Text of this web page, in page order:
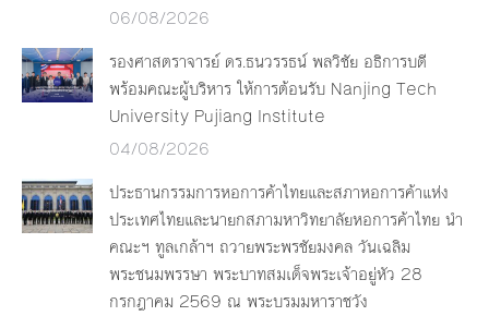
06/08/2026
รองศาสตราจารย์ ดร.ธนวรรธน์ พลวิชัย อธิการบดี
พร้อมคณะผู้บริหาร ให้การต้อนรับ Nanjing Tech
University Pujiang Institute
04/08/2026
ประธานกรรมการหอการค้าไทยและสภาหอการค้าแห่ง
ประเทศไทยและนายกสภามหาวิทยาลัยหอการค้าไทย นำ
คณะฯ ทูลเกล้าฯ ถวายพระพรชัยมงคล วันเฉลิม
พระชนมพรรษา พระบาทสมเด็จพระเจ้าอยู่หัว 28
กรกฎาคม 2569 ณ พระบรมมหาราชวัง